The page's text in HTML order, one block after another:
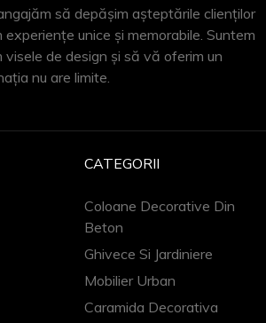
să depășim așteptările clienților
unice și memorabile. Suntem
visele de design și să vă oferim un
nu are limite.
CATEGORII
Coloane Decorative Din
Beton
Ghivece Si Jardiniere
Mobilier Urban
Caramida Decorativa